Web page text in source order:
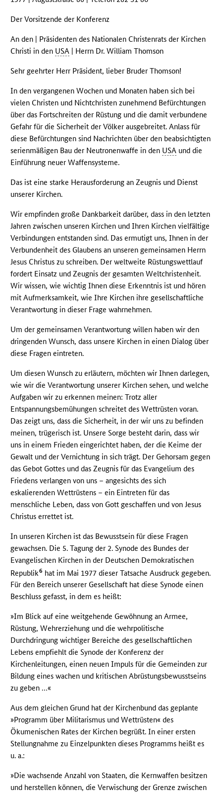
Der Vorsitzende der Konferenz
An den | Präsidenten des Nationalen Christenrats der Kirchen
Christi in den USA | Herrn Dr. William Thomson
Sehr geehrter Herr Präsident, lieber Bruder Thomson!
In den vergangenen Wochen und Monaten haben sich bei
vielen Christen und Nichtchristen zunehmend Befürchtungen
über das Fortschreiten der Rüstung und die damit verbundene
Gefahr für die Sicherheit der Völker ausgebreitet. Anlass für
diese Befürchtungen sind Nachrichten über den beabsichtigten
serienmäßigen Bau der Neutronenwaffe in den USA und die
Einführung neuer Waffensysteme.
Das ist eine starke Herausforderung an Zeugnis und Dienst
unserer Kirchen.
Wir empfinden große Dankbarkeit darüber, dass in den letzten
Jahren zwischen unseren Kirchen und Ihren Kirchen vielfältige
Verbindungen entstanden sind. Das ermutigt uns, Ihnen in der
Verbundenheit des Glaubens an unseren gemeinsamen Herrn
Jesus Christus zu schreiben. Der weltweite Rüstungswettlauf
fordert Einsatz und Zeugnis der gesamten Weltchristenheit.
Wir wissen, wie wichtig Ihnen diese Erkenntnis ist und hören
mit Aufmerksamkeit, wie Ihre Kirchen ihre gesellschaftliche
Verantwortung in dieser Frage wahrnehmen.
Um der gemeinsamen Verantwortung willen haben wir den
dringenden Wunsch, dass unsere Kirchen in einen Dialog über
diese Fragen eintreten.
Um diesen Wunsch zu erläutern, möchten wir Ihnen darlegen,
wie wir die Verantwortung unserer Kirchen sehen, und welche
Aufgaben wir zu erkennen meinen: Trotz aller
Entspannungsbemühungen schreitet des Wettrüsten voran.
Das zeigt uns, dass die Sicherheit, in der wir uns zu befinden
meinen, trügerisch ist. Unsere Sorge besteht darin, dass wir
uns in einem Frieden eingerichtet haben, der die Keime der
Gewalt und der Vernichtung in sich trägt. Der Gehorsam gegen
das Gebot Gottes und das Zeugnis für das Evangelium des
Friedens verlangen von uns – angesichts des sich
eskalierenden Wettrüstens – ein Eintreten für das
menschliche Leben, dass von Gott geschaffen und von Jesus
Christus errettet ist.
In unseren Kirchen ist das Bewusstsein für diese Fragen
gewachsen. Die 5. Tagung der 2. Synode des Bundes der
Evangelischen Kirchen in der Deutschen Demokratischen
Republik6 hat im Mai 1977 dieser Tatsache Ausdruck gegeben.
Für den Bereich unserer Gesellschaft hat diese Synode einen
Beschluss gefasst, in dem es heißt:
»Im Blick auf eine weitgehende Gewöhnung an Armee,
Rüstung, Wehrerziehung und die wehrpolitische
Durchdringung wichtiger Bereiche des gesellschaftlichen
Lebens empfiehlt die Synode der Konferenz der
Kirchenleitungen, einen neuen Impuls für die Gemeinden zur
Bildung eines wachen und kritischen Abrüstungsbewusstseins
zu geben …«
Aus dem gleichen Grund hat der Kirchenbund das geplante
»Programm über Militarismus und Wettrüsten« des
Ökumenischen Rates der Kirchen begrüßt. In einer ersten
Stellungnahme zu Einzelpunkten dieses Programms heißt es
u. a.:
»Die wachsende Anzahl von Staaten, die Kernwaffen besitzen
und herstellen können, die Verwischung der Grenze zwischen